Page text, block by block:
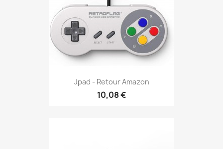
Jpad - Retour Amazon
10,08 €